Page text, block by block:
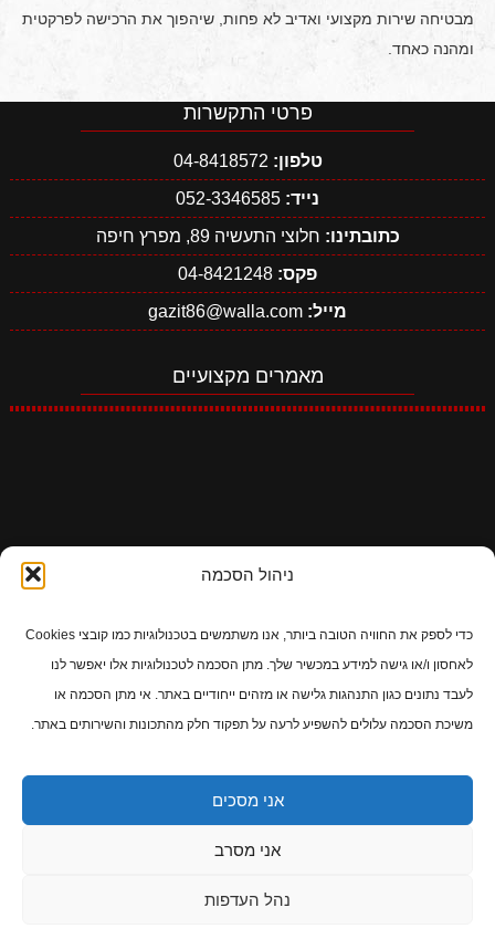
ניהול הסכמה
כדי לספק את החוויה הטובה ביותר, אנו משתמשים בטכנולוגיות כמו קובצי Cookies
לאחסון ו/או גישה למידע במכשיר שלך. מתן הסכמה לטכנולוגיות אלו יאפשר לנו
לעבד נתונים כגון התנהגות גלישה או מזהים ייחודיים באתר. אי מתן הסכמה או
משיכת הסכמה עלולים להשפיע לרעה על תפקוד חלק מהתכונות והשירותים באתר.
אני מסכים
אני מסרב
נהל העדפות
מבטיחה שירות מקצועי ואדיב לא פחות, שיהפוך את הרכישה לפרקטית
ומהנה כאחד.
פרטי התקשרות
טלפון: 04-8418572
נייד: 052-3346585
כתובתינו: חלוצי התעשיה 89, מפרץ חיפה
פקס: 04-8421248
מייל: gazit86@walla.com
מאמרים מקצועיים
איך מגיעים